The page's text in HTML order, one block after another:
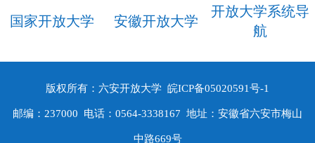
国家开放大学 安徽开放大学
开放大学系统导
航
版权所有：六安开放大学 皖ICP备05020591号-1
邮编：237000 电话：0564-3338167 地址：安徽省六安市梅山
中路669号